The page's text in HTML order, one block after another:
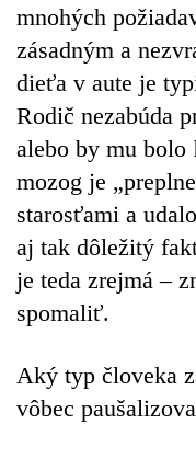
mnohých
zásadným a
dieťa v aute je
Rodič nezabúda
alebo by mu bolo
mozog je
starosťami a
aj tak dôležitý
je teda zrejmá –
spomaliť.
Aký typ človeka
vôbec